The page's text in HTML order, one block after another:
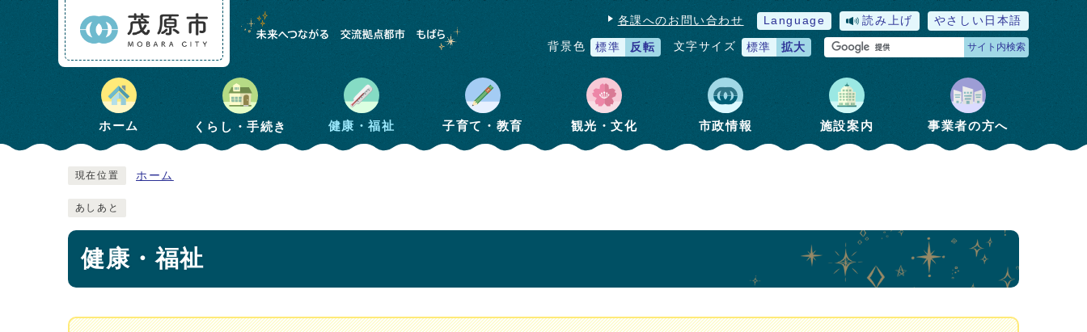
各課へのお問い合わせ Language 読み上げ やさしい日本語
背景色 標準 反転 文字サイズ 標準 拡大 サイト内検索
ホーム くらし・手続き 健康・福祉 子育て・教育 観光・文化 市政情報 施設案内 事業者の方へ
現在位置 ホーム
あしあと
健康・福祉